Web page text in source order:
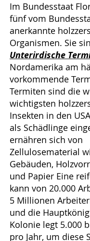
Im Bundesstaat
fünf vom
anerkannte
Organismen. Sie
Unterirdische
Nordamerika am
vorkommende
Termiten sind die
wichtigsten
Insekten in den
als Schädlinge
ernähren sich von
Zellulosematerial
Gebäuden,
und Papier Eine
kann von 20.000
5 Millionen
und die
Kolonie legt 5.000
pro Jahr, um diese